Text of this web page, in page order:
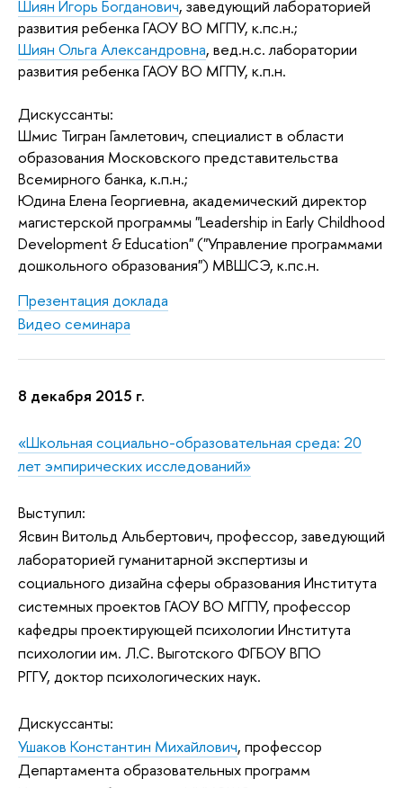
Шиян Игорь Богданович, заведующий лабораторией
развития ребенка ГАОУ ВО МГПУ, к.пс.н.;
Шиян Ольга Александровна, вед.н.с.лаборатории
развития ребенка ГАОУ ВО МГПУ, к.п.н.
Дискуссанты:
Шмис Тигран Гамлетович, специалист в области
образования Московского представительства
Всемирного банка, к.п.н.;
Юдина Елена Георгиевна, академический директор
магистерской программы "Leadership in Early Childhood
Development & Education" ("Управление программами
дошкольного образования") МВШСЭ, к.пс.н.
Презентация доклада
Видео семинара
8 декабря 2015 г.
«Школьная социально-образовательная среда: 20
лет эмпирических исследований»
Выступил:
Ясвин Витольд Альбертович, профессор, заведующий
лабораторией гуманитарной экспертизы и
социального дизайна сферы образования Института
системных проектов ГАОУ ВО МГПУ, профессор
кафедры проектирующей психологии Института
психологии им. Л.С. Выготского ФГБОУ ВПО
РГГУ, доктор психологических наук.
Дискуссанты:
Ушаков Константин Михайлович, профессор
Департамента образовательных программ